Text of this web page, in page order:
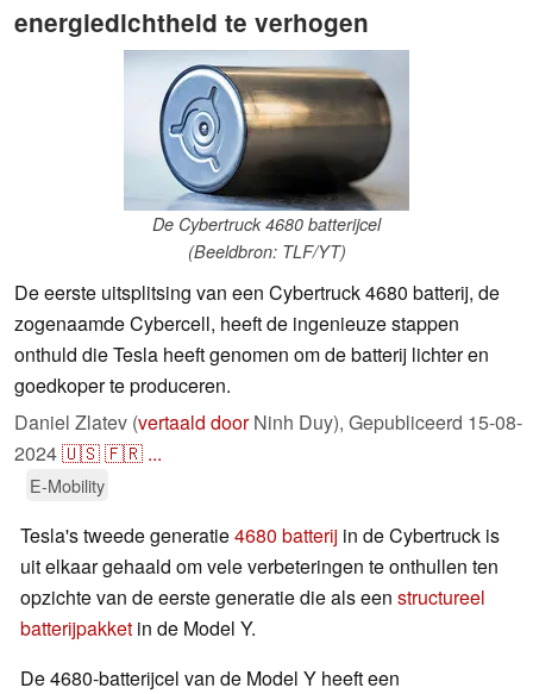
energiedichtheid te verhogen
De Cybertruck 4680 batterijcel
(Beeldbron: TLF/YT)
De eerste uitsplitsing van een Cybertruck 4680 batterij, de
zogenaamde Cybercell, heeft de ingenieuze stappen
onthuld die Tesla heeft genomen om de batterij lichter en
goedkoper te produceren.
Daniel Zlatev (vertaald doorNinh Duy), Gepubliceerd 15-08-
2024🇺🇸🇫🇷 ...
E-Mobility
Tesla's tweede generatie4680 batterij in de Cybertruck is
uit elkaar gehaald om vele verbeteringen te onthullen ten
opzichte van de eerste generatie die als een structureel
batterijpakket in de Model Y.
De 4680-batterijcel van de Model Y heeft een